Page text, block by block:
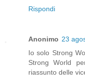
Rispondi
Anonimo 23
Io solo Strong
Strong World
riassunto delle